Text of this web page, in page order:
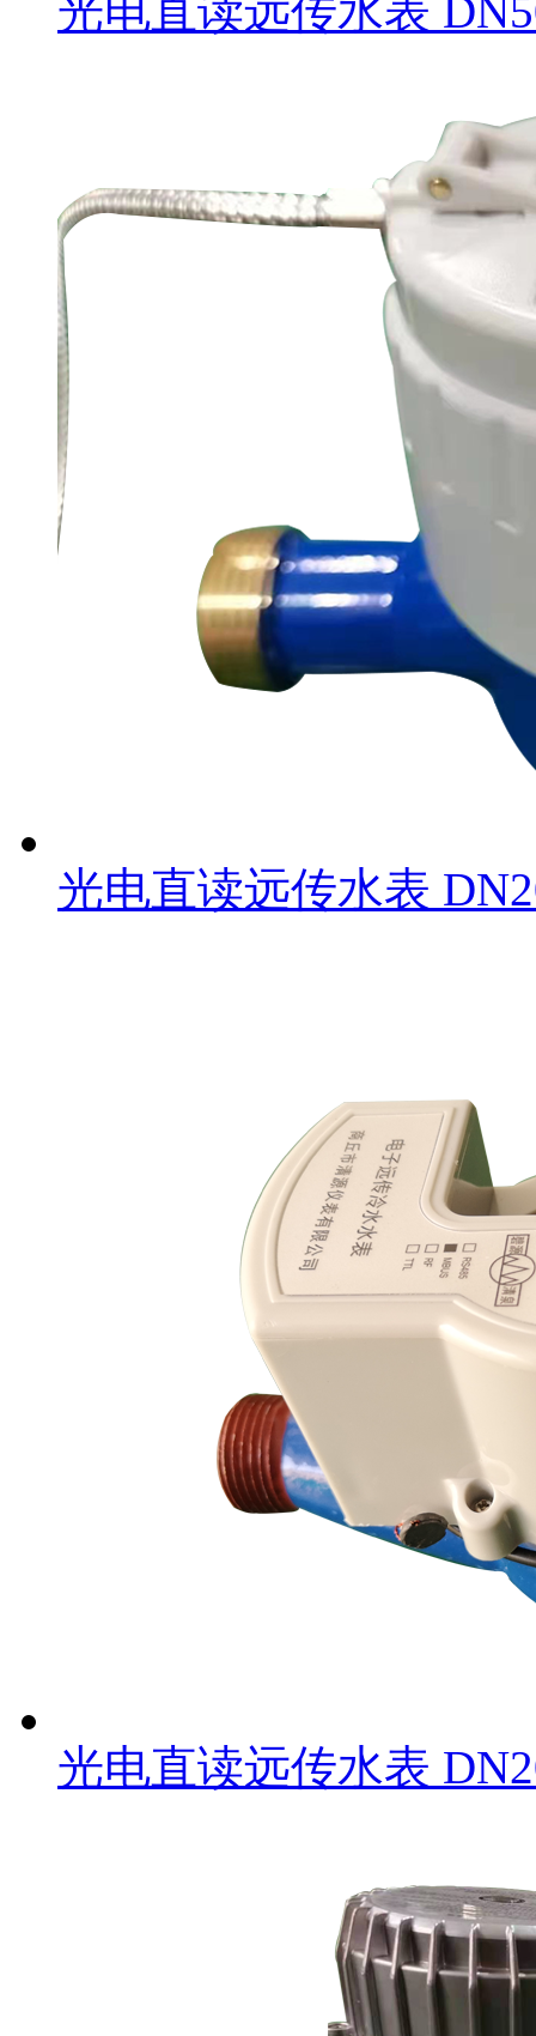
光电直读远传水表
光电直读远传水表
光电直读远传水表